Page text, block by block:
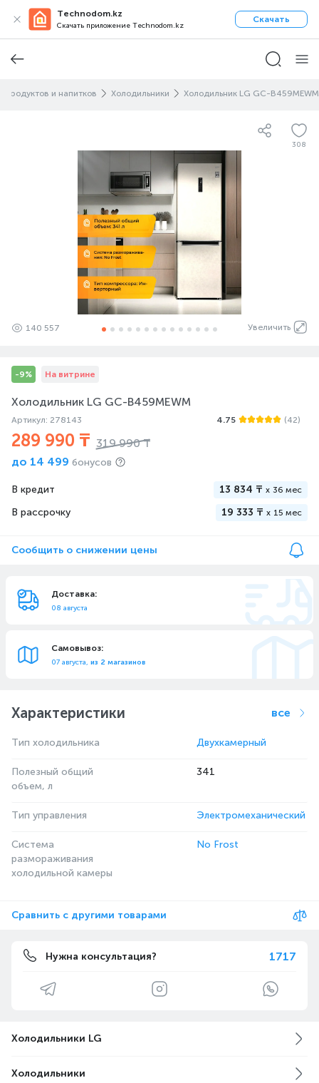
Technodom.kz
Скачать приложение Technodom.kz
Скачать
продуктов и напитков Холодильники Холодильник LG GC-B459MEWM
308
Увеличить
140 557
-9% На витрине
Холодильник LG GC-B459MEWM
Артикул: 278143 4.75 (42)
289 990 ₸ 319 990 ₸
до 14 499 бонусов
В кредит 13 834 ₸ x 36 мес
В рассрочку 19 333 ₸ x 15 мес
Сообщить о снижении цены
Доставка:
08 августа
Самовывоз:
07 августа, из 2 магазинов
Характеристики все
Тип холодильника Двухкамерный
Полезный общий
объем, л
341
Тип управления Электромеханический
Система
размораживания
холодильной камеры
No Frost
Сравнить с другими товарами
Нужна консультация? 1717
Холодильники LG
Холодильники